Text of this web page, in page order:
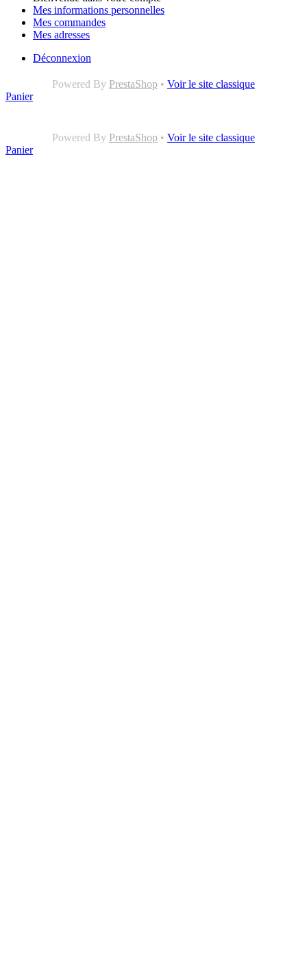
Mes informations personnelles
Mes commandes
Mes adresses
Déconnexion
Powered By PrestaShop • Voir le site classique
Panier
Powered By PrestaShop • Voir le site classique
Panier